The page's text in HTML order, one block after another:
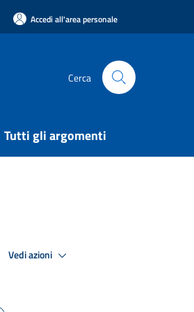
Accedi all'area personale
Cerca
Tutti gli argomenti
Vedi azioni